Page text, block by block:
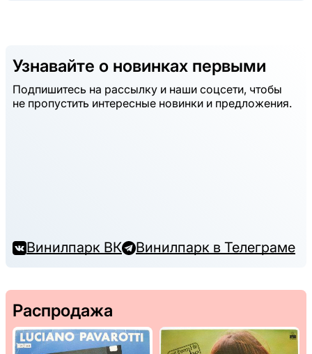
Узнавайте о новинках первыми
Подпишитесь на рассылку и наши соцсети, чтобы
не пропустить интересные новинки и предложения.
Винилпарк ВК Винилпарк в Телеграме
Распродажа